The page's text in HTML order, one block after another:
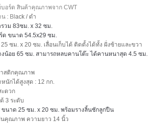
อร์ด สินค้าคุณภาพจาก CWT
: Black / ดำ
วม 83ซม. x 32 ซม.
ด ขนาด 54.5x29 ซม.
ซม. x 20 ซม. เลื่อนเก็บได้ ติดตั้งได้ทั้ง ฝั่งซ้ายและขวา
น้อย 65 ซม. สามารถหลบคานโต๊ะ ได้คานหนาสุด 4.5 ซม.
าสติกคุณภาพ
นักได้สูงสุด : 12 กก.
ะดวก
3 ระดับ
ขนาด 25 ซม. x 20 ซม. พร้อมรางลิ้นชักลูกปืน
คุณภาพ ความยาว 14 นิ้ว